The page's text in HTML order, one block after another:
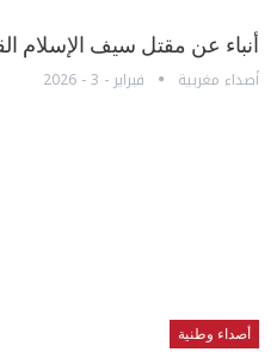
أنباء عن مقتل سيف الإسلام
أصداء مغربية فبراير - 3 - 2026
أصداء وطنية